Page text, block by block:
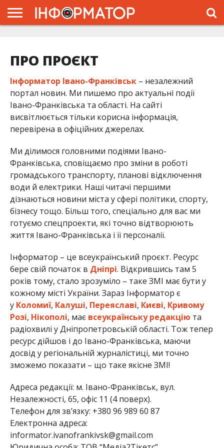
ПРО ПРОЄКТ
Інформатор Івано-Франківськ– незалежний
портал новин. Ми пишемо про актуальні події
Івано-Франківська та області. На сайті
висвітлюється тільки корисна інформація,
перевірена в офіційних джерелах.
Ми ділимося головними подіями Івано-
Франківська, сповіщаємо про зміни в роботі
громадського транспорту, планові відключення
води й електрики. Наші читачі першими
дізнаються новини міста у сфері політики, спорту,
бізнесу тощо. Більш того, спеціально для вас ми
готуємо спецпроекти, які точно відтворюють
життя Івано-Франківська і її персоналії.
Інформатор – це всеукраїнський проєкт. Ресурс
бере свій початок в Дніпрі. Відкрившись там 5
років тому, стало зрозуміло – таке ЗМІ має бути у
кожному місті України. Зараз Інформатор є
у Коломиї, Калуші, Переяславі, Києві, Кривому
Розі, Нікополі, має всеукраїнську редакцію та
радіохвилі у Дніпропетровській області. Тож тепер
ресурс дійшов і до Івано-Франківська, маючи
досвід у регіональній журналістиці, ми точно
зможемо показати – що таке якісне ЗМІ!
Адреса редакції: м. Івано-Франківськ, вул.
Незалежності, 65, офіс 11 (4 поверх).
Телефон для зв’язку: +380 96 989 60 87
Електронна адреса:
informator.ivanofrankivsk@gmail.com